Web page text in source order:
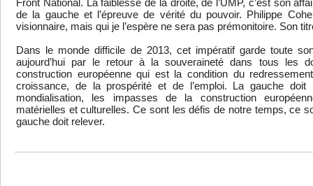
Front National. La faiblesse de la droite, de l’UMP, c’est son
de la gauche et l’épreuve de vérité du pouvoir. Philippe
visionnaire, mais qui je l’espère ne sera pas prémonitoire. Son
Dans le monde difficile de 2013, cet impératif garde toute
aujourd’hui par le retour à la souveraineté dans tous les
construction européenne qui est la condition du
croissance, de la prospérité et de l’emploi. La gauche
mondialisation, les impasses de la construction
matérielles et culturelles. Ce sont les défis de notre temps, ce
gauche doit relever.